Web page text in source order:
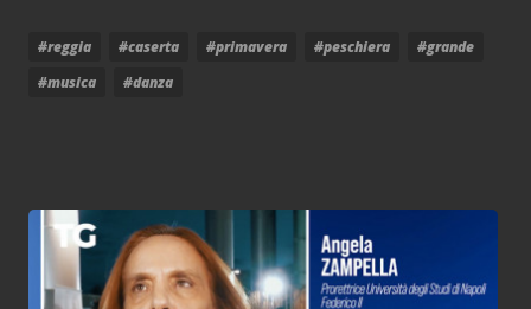
#reggia #caserta #primavera #peschiera
#grande
#musica
#danza